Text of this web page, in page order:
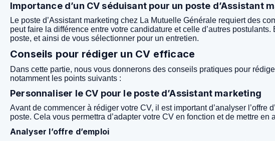
Importance d’un CV séduisant pour un poste d’Assistant
Le poste d’Assistant marketing chez La Mutuelle Générale requiert des
peut faire la différence entre votre candidature et celle d’autres
poste, et ainsi de vous sélectionner pour un entretien.
Conseils pour rédiger un CV efficace
Dans cette partie, nous vous donnerons des conseils pratiques pour
notamment les points suivants :
Personnaliser le CV pour le poste d’Assistant marketing
Avant de commencer à rédiger votre CV, il est important d’analyser
poste. Cela vous permettra d’adapter votre CV en fonction et de mettre
Analyser l’offre d’emploi